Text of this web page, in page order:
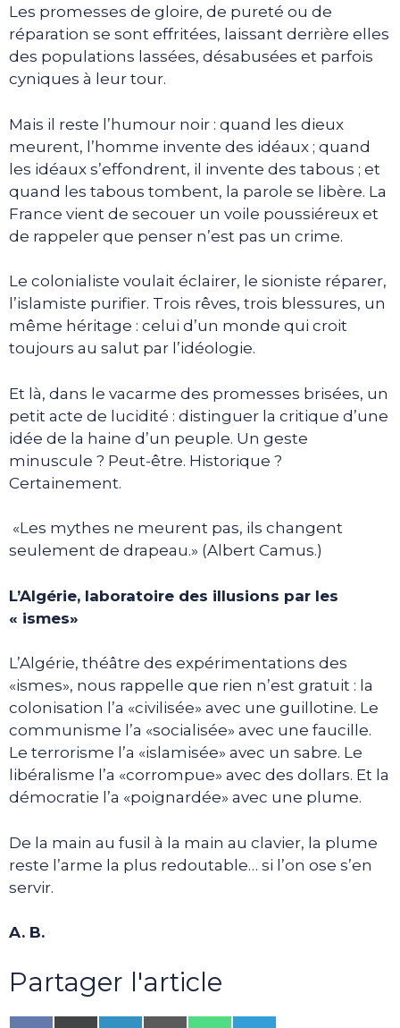
Les promesses de gloire, de pureté ou de
réparation se sont effritées, laissant derrière elles
des populations lassées, désabusées et parfois
cyniques à leur tour.
Mais il reste l’humour noir : quand les dieux
meurent, l’homme invente des idéaux ; quand
les idéaux s’effondrent, il invente des tabous ; et
quand les tabous tombent, la parole se libère. La
France vient de secouer un voile poussiéreux et
de rappeler que penser n’est pas un crime.
Le colonialiste voulait éclairer, le sioniste réparer,
l’islamiste purifier. Trois rêves, trois blessures, un
même héritage : celui d’un monde qui croit
toujours au salut par l’idéologie.
Et là, dans le vacarme des promesses brisées, un
petit acte de lucidité : distinguer la critique d’une
idée de la haine d’un peuple. Un geste
minuscule ? Peut-être. Historique ?
Certainement.
«Les mythes ne meurent pas, ils changent
seulement de drapeau.» (Albert Camus.)
L’Algérie, laboratoire des illusions par les
« ismes»
L’Algérie, théâtre des expérimentations des
«ismes», nous rappelle que rien n’est gratuit : la
colonisation l’a «civilisée» avec une guillotine. Le
communisme l’a «socialisée» avec une faucille.
Le terrorisme l’a «islamisée» avec un sabre. Le
libéralisme l’a «corrompue» avec des dollars. Et la
démocratie l’a «poignardée» avec une plume.
De la main au fusil à la main au clavier, la plume
reste l’arme la plus redoutable… si l’on ose s’en
servir.
A. B.
Partager l'article